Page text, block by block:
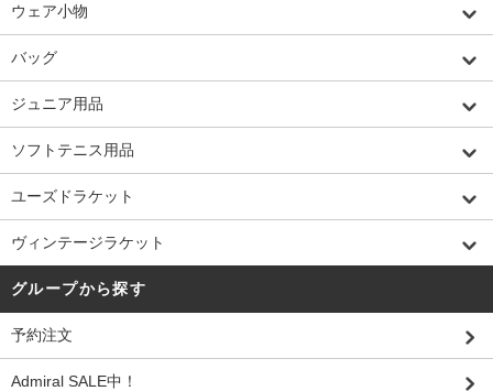
ウェア小物
バッグ
ジュニア用品
ソフトテニス用品
ユーズドラケット
ヴィンテージラケット
グループから探す
予約注文
Admiral SALE中！